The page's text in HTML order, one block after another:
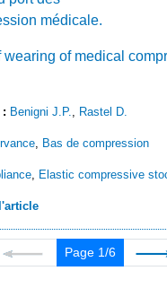
médicale.
of medical
: Benigni J.P. Rastel D.
Bas de compression
Elastic compressive
Page 1/6